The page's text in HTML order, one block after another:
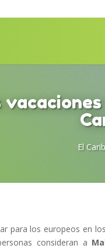
El
para los europeos en
consideran a